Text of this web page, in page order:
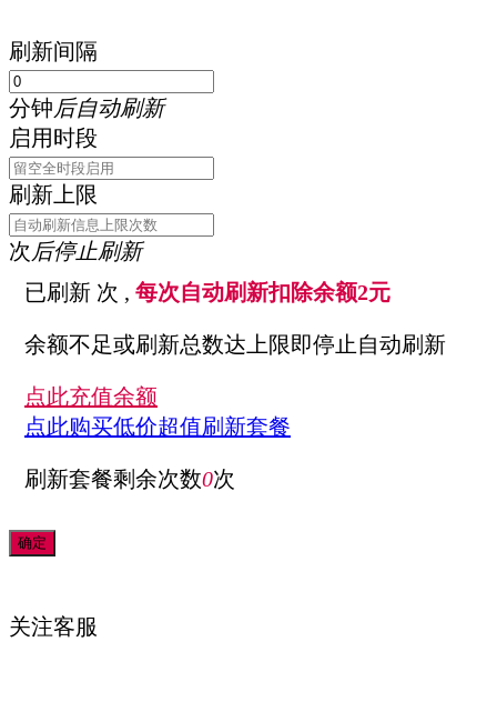
刷新间隔
分钟后自动刷新
启用时段
刷新上限
次 后停止刷新
已刷新 次 , 每次自动刷新扣除余额2元
余额不足或刷新总数达上限即停止自动刷新
点此充值余额
点此购买低价超值刷新套餐
刷新套餐剩余次数0次
关注客服